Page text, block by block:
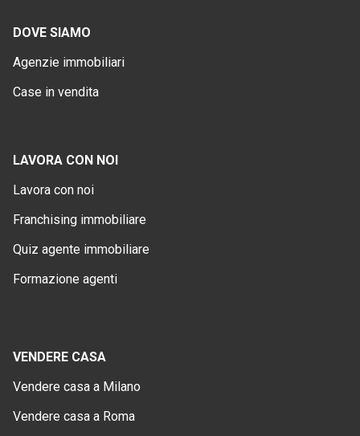
DOVE SIAMO
Agenzie immobiliari
Case in vendita
LAVORA CON NOI
Lavora con noi
Franchising immobiliare
Quiz agente immobiliare
Formazione agenti
VENDERE CASA
Vendere casa a Milano
Vendere casa a Roma